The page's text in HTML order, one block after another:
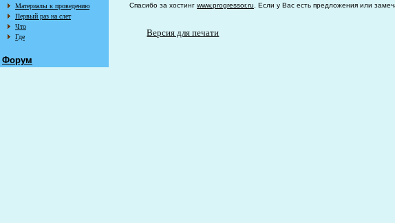
Материалы к проведению
Первый раз на слет
Что
Где
Форум
Спасибо за хостинг www.progressor.ru . Если у Вас есть предложения или
Версия для печати